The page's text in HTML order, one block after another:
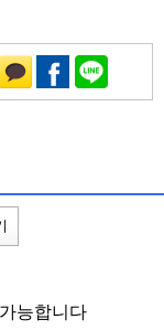
능합니다